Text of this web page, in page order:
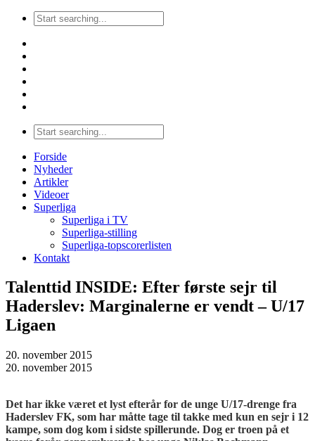
Forside
Nyheder
Artikler
Videoer
Superliga
Superliga i TV
Superliga-stilling
Superliga-topscorerlisten
Kontakt
Talenttid INSIDE: Efter første sejr til
Haderslev: Marginalerne er vendt – U/17
Ligaen
20. november 2015
20. november 2015
Det har ikke været et lyst efterår for de unge U/17-drenge fra
Haderslev FK, som har måtte tage til takke med kun en sejr i 12
kampe, som dog kom i sidste spillerunde. Dog er troen på et